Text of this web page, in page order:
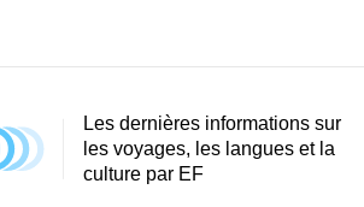
Programmes
Nos offres
Les dernières informations sur
les voyages, les langues et la
culture par EF